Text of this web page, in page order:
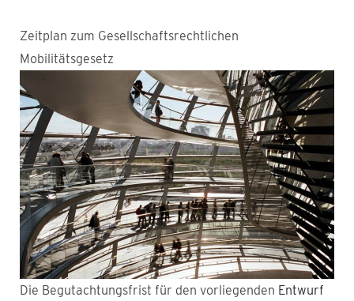
Zeitplan zum Gesellschaftsrechtlichen
Mobilitätsgesetz
Die Begutachtungsfrist für den vorliegenden Entwurf